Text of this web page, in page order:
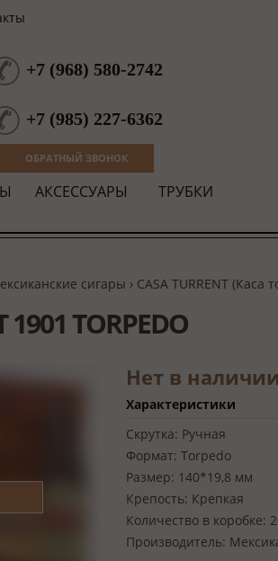
+7 (968) 580-2742
+7 (985) 227-6362
ОБРАТНЫЙ ЗВОНОК
АКСЕССУАРЫ ТРУБКИ
сигары › CASA TURRENT (Каса
1901 TORPEDO
Нет в
Характеристики
Скрутка: Ручная
Формат: Torpedo
Размер: 140*19,8 мм
Крепость: Крепкая
Количество в коробке:
Производитель: